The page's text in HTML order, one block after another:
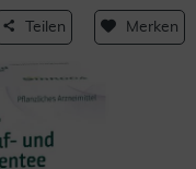
Teilen Merken